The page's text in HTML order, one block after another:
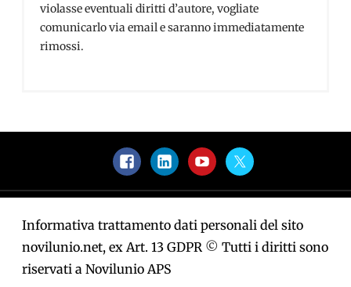
violasse eventuali diritti d’autore, vogliate
comunicarlo via email e saranno immediatamente
rimossi.
FacebookLinkedInYouTubeTwitter
Informativa trattamento dati personali del sito
novilunio.net, ex Art. 13 GDPR © Tutti i diritti sono
riservati a Novilunio APS